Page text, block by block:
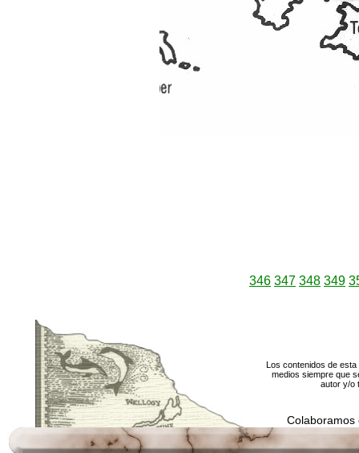
346 347 348 349
Los contenidos de
medios siempre que
autor y/o